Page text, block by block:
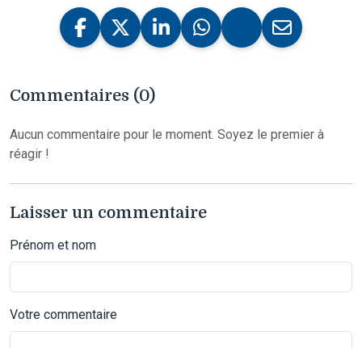
Commentaires (0)
Aucun commentaire pour le moment. Soyez le premier à
réagir !
Laisser un commentaire
Prénom et nom
Votre commentaire